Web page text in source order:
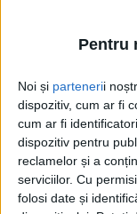
Pentru
Noi și partenerii
dispozitiv, cum ar fi
cum ar fi
dispozitiv pentru
reclamelor și a
serviciilor. Cu
folosi date și
ACTUALITATE